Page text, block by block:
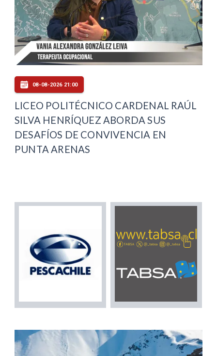
08-08-2026 21:00
LICEO POLITÉCNICO CARDENAL RAÚL
SILVA HENRÍQUEZ ABORDA SUS
DESAFÍOS DE CONVIVENCIA EN
PUNTA ARENAS